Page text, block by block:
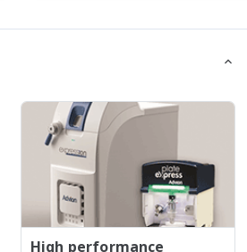
· อุปกรณ์ป้องกันระบบทางเดิน
และดวงตา (Personal Protection
Equipment) · อุปกรณ์กู้ภัยและหลบ
หนีภัย(Fire Fighter & Escape
Equipment) · กล้องตรวจจับความ
ร้อน (Thermal Imaging
Cameras) · อุปกรณ์ดำน้ำ (Diving
Equipment)
หรือยึดวัสดุต่าง ๆ เข้าด้วยกัน เช่น การ
เทปกาวใช้ในการมัดรวม (Bundling
ไฟ ท่อ หรือสิ่งของต่าง ๆ ให้เป็นกลุ่ม
เพื่อความเป็นระเบียบ 4. เทปมีฉนวน
(Insulation tape): ใช้เป็นฉนวน
ไฟฟ้าหรือป้องกันความร้อน เพื่อ
ป้องกันการนำไฟฟ้าหรือความร้อน
ระหว่างวัสดุ 5. เทปทำเครื่องหมาย
(Marking tape): ใช้ในการทำ
เครื่องหมายหรือระบุพื้นที่ต่าง ๆ บนพื้น
High performance